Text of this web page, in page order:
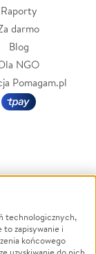
Raporty
darmo
Blog
NGO
Pomagam.pl
Powódź
Wichura
technologicznych,
to zapisywanie i
końcowego